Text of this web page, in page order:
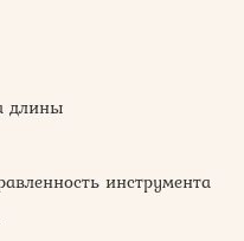
длины
инструмента